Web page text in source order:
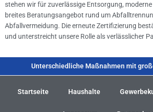
stehen wir für zuverlässige Entsorgung,
breites Beratungsangebot rund um
Abfallvermeidung. Die erneute Zertifizierung
und unterstreicht unsere Rolle als verlässlicher
Unterschiedliche Maßnahmen mit
Startseite Haushalte